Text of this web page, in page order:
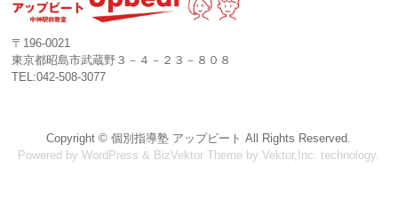
〒196-0021
東京都昭島市武蔵野３－４－２３－８０８
TEL:042-508-3077
Copyright ©個別指導塾 アップビート All Rights Reserved.
Powered byWordPress & BizVektor Theme byVektor,Inc. technology.